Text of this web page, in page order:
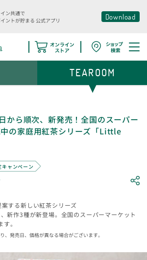
ン共通で
ントが貯まる 公式アプリ Download
から順次、新発売！全国のスーパー
の家庭用紅茶シリーズ「Little
キャンペーン
する新しい紅茶シリーズ
新作3種が新登場。全国のスーパーマーケット
。
、発売日、価格が異なる場合がございます。
TEAROOM